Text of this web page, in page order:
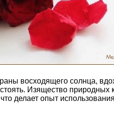
восходящего солнца,
Изящество
делает опыт